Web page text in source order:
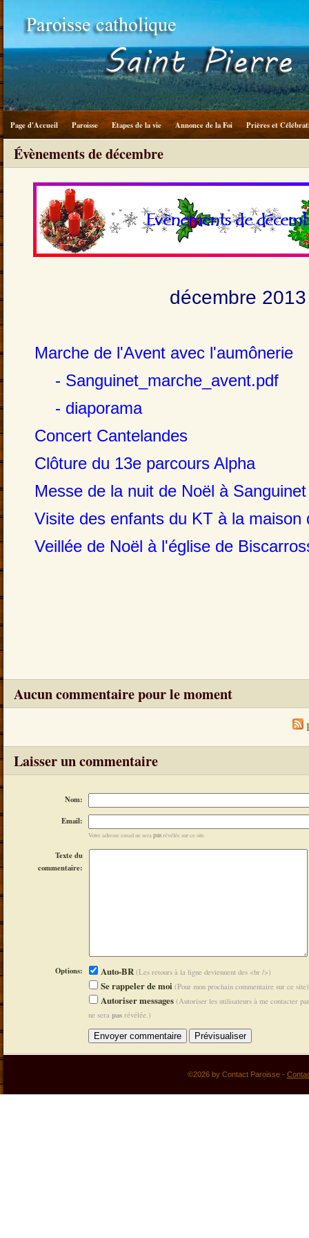
Page d'Accueil Paroisse Etapes de la vie Annonce de la Foi Prières et
Évènements de décembre
décembre 2013
Marche de l'Avent avec l'aumônerie
- Sanguinet_marche_avent.pdf
- diaporama
Concert Cantelandes
Clôture du 13e parcours Alpha
Messe de la nuit de Noël à Sanguinet
Visite des enfants du KT à la maison
Veillée de Noël à l'église de
Aucun commentaire pour le moment
Laisser un commentaire
Nom:
Email:
Votre adresse email ne serapasrévélée sur ce site.
Texte du
commentaire:
Options: Auto-BR (Les retours à la ligne deviennent des <br />)
Se rappeler de moi (Pour mon prochain commentaire sur ce site)
Autoriser messages (Autoriser les utilisateurs à me contacter
ne sera pas révélée.)
©2026 by Contact Paroisse -